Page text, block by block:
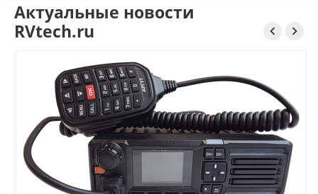
Актуальные новости
RVtech.ru
 